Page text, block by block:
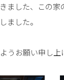
ました、この
ました。
うお願い申し上